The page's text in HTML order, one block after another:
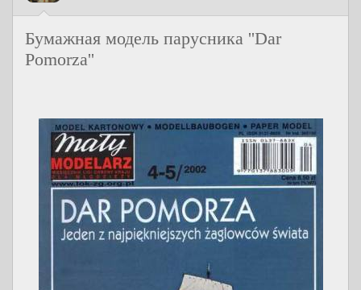
Бумажная модель парусника ''Dar
Pomorza''